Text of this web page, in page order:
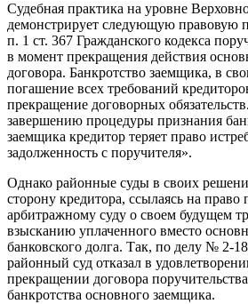
Судебная практика на уровне
демонстрирует следующую правовую
п. 1 ст. 367 Гражданского кодекса
в момент прекращения действия
договора. Банкротство заемщика, в
погашение всех требований
прекращение договорных
завершению процедуры признания
заемщика кредитор теряет право
задолженность с поручителя».
Однако районные суды в своих
сторону кредитора, ссылаясь на право
арбитражному суду о своем будущем
взысканию уплаченного вместо
банковского долга. Так, по делу № 2-
районный суд отказал в
прекращении договора
банкротства основного заемщика.